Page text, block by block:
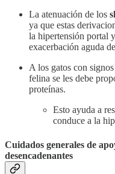
La atenuación de los
ya que estas
la hipertensión portal
exacerbación aguda
A los gatos con
felina se les debe
proteínas.
Esto ayuda a
conduce a la
Cuidados generales de
desencadenantes